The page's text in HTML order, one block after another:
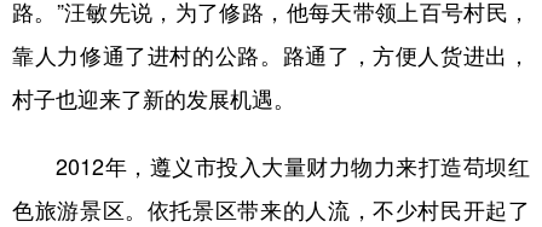
路。”汪敏先说，为了修路，他每天带领上百号村民，
靠人力修通了进村的公路。路通了，方便人货进出，
村子也迎来了新的发展机遇。
2012年，遵义市投入大量财力物力来打造苟坝红
色旅游景区。依托景区带来的人流，不少村民开起了